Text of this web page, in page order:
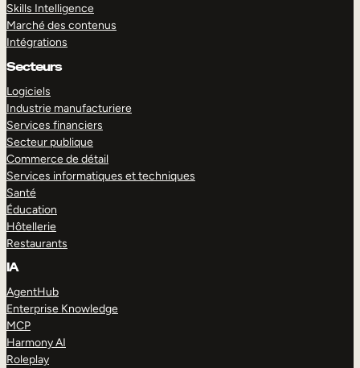
Skills Intelligence
Marché des contenus
Intégrations
Secteurs
Logiciels
Industrie manufacturiere
Services financiers
Secteur publique
Commerce de détail
Services informatiques et techniques
Santé
Éducation
Hôtellerie
Restaurants
IA
AgentHub
Enterprise Knowledge
MCP
Harmony AI
Roleplay